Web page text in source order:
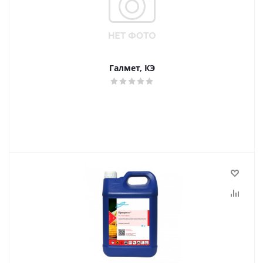
Галмет, КЭ